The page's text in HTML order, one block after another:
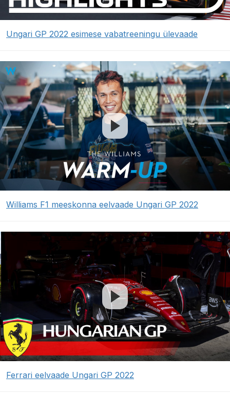
Ungari GP 2022 esimese vabatreeningu ülevaade
Williams F1 meeskonna eelvaade Ungari GP 2022
Ferrari eelvaade Ungari GP 2022